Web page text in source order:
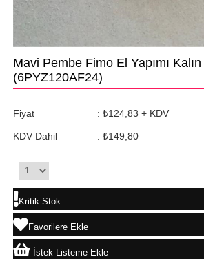
Mavi Pembe Fimo El Yapımı
(6PYZ120AF24)
Fiyat : ₺124,83 + KDV
KDV Dahil : ₺149,80
:
Kritik Stok
Favorilere Ekle
İstek Listeme Ekle